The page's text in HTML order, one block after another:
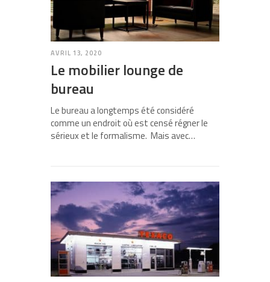
AVRIL 13, 2020
Le mobilier lounge de
bureau
Le bureau a longtemps été considéré
comme un endroit où est censé régner le
sérieux et le formalisme. Mais avec…